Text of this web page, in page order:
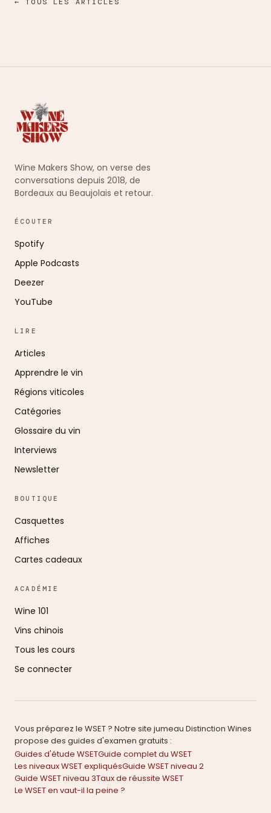
← TOUS LES ARTICLES
Wine Makers Show, on verse des
conversations depuis 2018, de
Bordeaux au Beaujolais et retour.
ÉCOUTER
Spotify
Apple Podcasts
Deezer
YouTube
LIRE
Articles
Apprendre le vin
Régions viticoles
Catégories
Glossaire du vin
Interviews
Newsletter
BOUTIQUE
Casquettes
Affiches
Cartes cadeaux
ACADÉMIE
Wine 101
Vins chinois
Tous les cours
Se connecter
Vous préparez le WSET ? Notre site jumeau Distinction Wines
propose des guides d'examen gratuits :
Guides d'étude WSETGuide complet du WSET
Les niveaux WSET expliquésGuide WSET niveau 2
Guide WSET niveau 3Taux de réussite WSET
Le WSET en vaut-il la peine ?